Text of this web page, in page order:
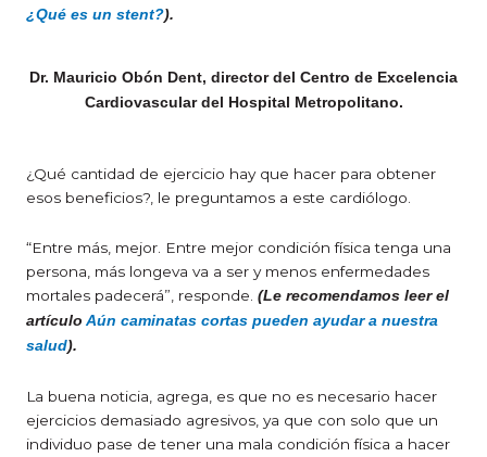
¿Qué es un stent?).
Dr. Mauricio Obón Dent, director del Centro de Excelencia
Cardiovascular del Hospital Metropolitano.
¿Qué cantidad de ejercicio hay que hacer para obtener
esos beneficios?, le preguntamos a este cardiólogo.
“Entre más, mejor. Entre mejor condición física tenga una
persona, más longeva va a ser y menos enfermedades
mortales padecerá”, responde. (Le recomendamos leer el
artículo Aún caminatas cortas pueden ayudar a nuestra
salud).
La buena noticia, agrega, es que no es necesario hacer
ejercicios demasiado agresivos, ya que con solo que un
individuo pase de tener una mala condición física a hacer